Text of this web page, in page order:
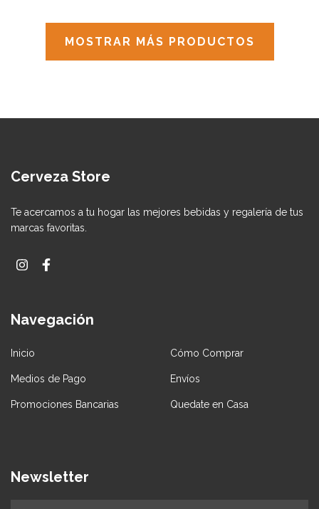
MOSTRAR MÁS PRODUCTOS
Cerveza Store
Te acercamos a tu hogar las mejores bebidas y regalería de tus
marcas favoritas.
Navegación
Inicio Cómo Comprar
Medios de Pago Envíos
Promociones Bancarias Quedate en Casa
Newsletter